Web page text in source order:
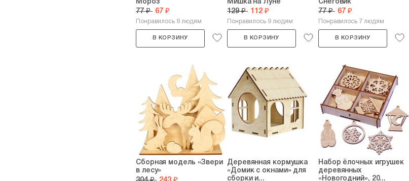
Мороз
77 ₽ 67 ₽
Понравилось 9 людям
В КОРЗИНУ
Мишка на Луне
129 ₽ 112 ₽
Понравилось 9 людям
В КОРЗИНУ
Снеговик
77 ₽ 67 ₽
Понравилось 7 людям
В КОРЗИНУ
Сборная модель «Звери
в лесу»
Деревянная кормушка
«Домик с окнами» для
сборки и...
Набор ёлочных игрушек
деревянных
«Новогодний», 20...